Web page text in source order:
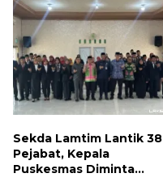
Sepanjang Agustus
Sekda Lamtim Lantik 38
Pejabat, Kepala
Puskesmas Diminta